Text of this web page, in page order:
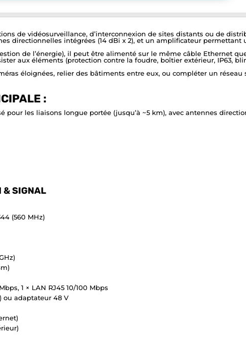
de vidéosurveillance, d’interconnexion de sites distants ou de
directionnelles intégrées (14 dBi x 2), et un amplificateur permettant
de l’énergie), il peut être alimenté sur le même câble Ethernet
aux éléments (protection contre la foudre, boîtier extérieur, IP63,
éloignées, relier des bâtiments entre eux, ou compléter un
:
pour les liaisons longue portée (jusqu’à ~5 km), avec antennes
& SIGNAL
(560 MHz)
1 × LAN RJ45 10/100 Mbps
ou adaptateur 48 V